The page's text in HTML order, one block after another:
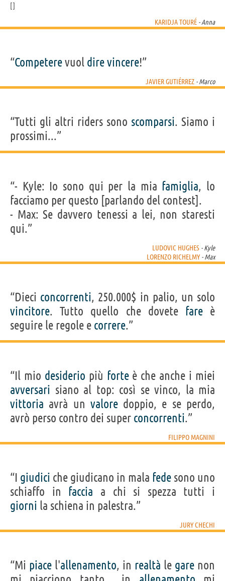
KARIDJA TOURÉ - Anna
“Competerevuol direvincere!”
JAVIER GUTIÉRREZ - Marco
“Tutti gli altri riders sono scomparsi. Siamo i
prossimi...”
“- Kyle: Io sono qui per la mia famiglia, lo
facciamo per questo [parlando del contest].
- Max: Se davvero tenessi a lei, non staresti
qui.”
LUDOVIC HUGHES - Kyle
LORENZO RICHELMY - Max
“Dieci concorrenti, 250.000$ in palio, un solo
vincitore. Tutto quello che dovete fareè
seguire le regole e correre.”
“Il mio desiderio più forteè che anche i miei
avversari siano al top: così se vinco, la mia
vittoria avrà un valoredoppio, e se perdo,
avrò perso contro dei super concorrenti.”
FILIPPO MAGNINI
“I giudici che giudicano in mala fede sono uno
schiaffo in faccia a chi si spezza tutti i
giorni la schiena in palestra.”
JURY CHECHI
“Mi piace l'allenamento, in realtà le gare non